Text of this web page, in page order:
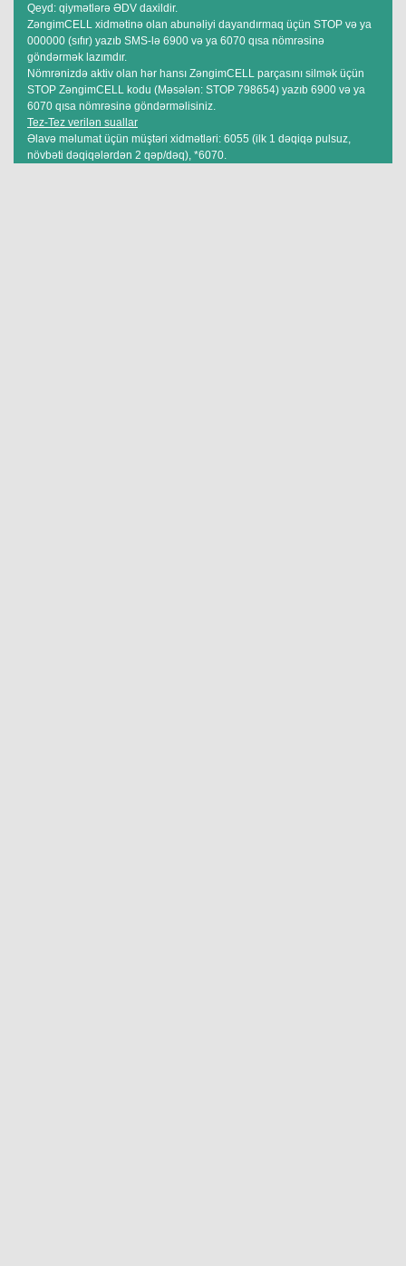
Qeyd: qiymətlərə ƏDV daxildir.
ZəngimCELL xidmətinə olan abunəliyi dayandırmaq üçün STOP və ya
000000 (sıfır) yazıb SMS-lə 6900 və ya 6070 qısa nömrəsinə
göndərmək lazımdır.
Nömrənizdə aktiv olan hər hansı ZəngimCELL parçasını silmək üçün
STOP ZəngimCELL kodu (Məsələn: STOP 798654) yazıb 6900 və ya
6070 qısa nömrəsinə göndərməlisiniz.
Tez-Tez verilən suallar
Əlavə məlumat üçün müştəri xidmətləri: 6055 (ilk 1 dəqiqə pulsuz,
növbəti dəqiqələrdən 2 qəp/dəq), *6070.